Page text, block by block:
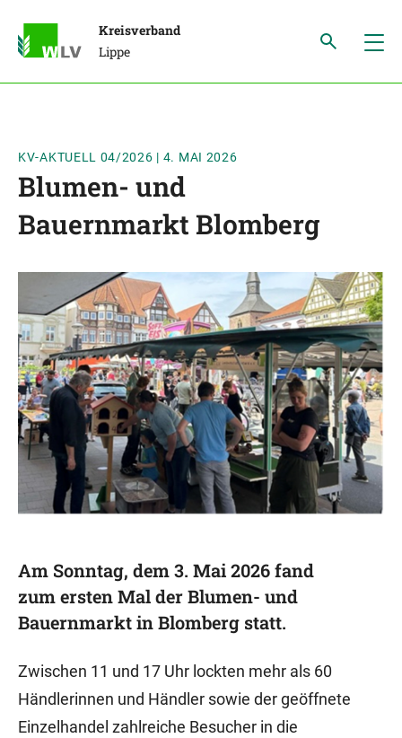
Kreisverband
Lippe
KV-AKTUELL 04/2026 | 4. MAI 2026
Blumen- und
Bauernmarkt Blomberg
Am Sonntag, dem 3. Mai 2026 fand
zum ersten Mal der Blumen- und
Bauernmarkt in Blomberg statt.
Zwischen 11 und 17 Uhr lockten mehr als 60
Händlerinnen und Händler sowie der geöffnete
Einzelhandel zahlreiche Besucher in die